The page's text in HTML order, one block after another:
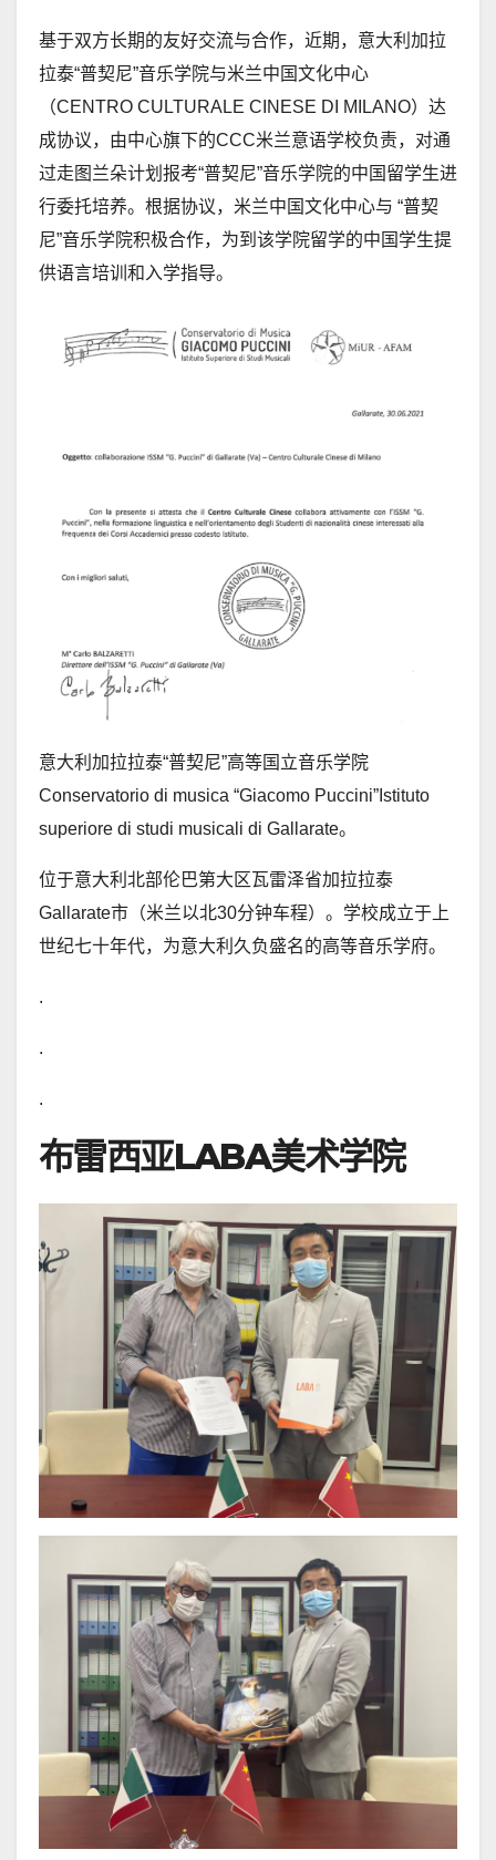
基于双方长期的友好交流与合作，近期，意大利加拉
拉泰“普契尼”音乐学院与米兰中国文化中心
（CENTRO CULTURALE CINESE DI MILANO）达
成协议，由中心旗下的CCC米兰意语学校负责，对通
过走图兰朵计划报考“普契尼”音乐学院的中国留学生进
行委托培养。根据协议，米兰中国文化中心与 “普契
尼”音乐学院积极合作，为到该学院留学的中国学生提
供语言培训和入学指导。
意大利加拉拉泰“普契尼”高等国立音乐学院
Conservatorio di musica “Giacomo Puccini”Istituto
superiore di studi musicali di Gallarate。
位于意大利北部伦巴第大区瓦雷泽省加拉拉泰
Gallarate市（米兰以北30分钟车程）。学校成立于上
世纪七十年代，为意大利久负盛名的高等音乐学府。
.
.
.
布雷西亚LABA美术学院